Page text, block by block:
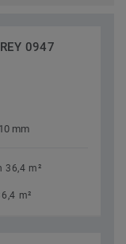
0947
mm
36,4 m²
m²